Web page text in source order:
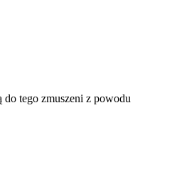
do tego zmuszeni z powodu